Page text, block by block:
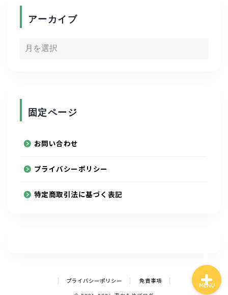
アーカイブ
固定ページ
お問い合わせ
プライバシーポリシー
特定商取引法に基づく表記
プライバシーポリシー 免責事項
MENU